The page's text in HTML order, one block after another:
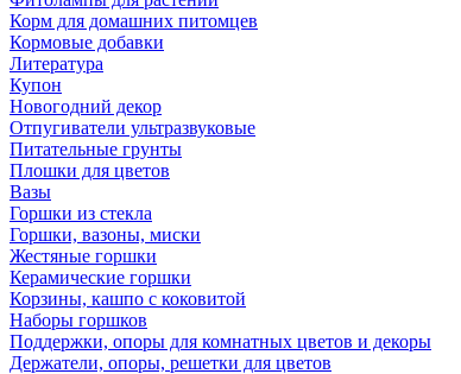
Корм для домашних питомцев
Кормовые добавки
Литература
Купон
Новогодний декор
Отпугиватели ультразвуковые
Питательные грунты
Плошки для цветов
Вазы
Горшки из стекла
Горшки, вазоны, миски
Жестяные горшки
Керамические горшки
Корзины, кашпо с коковитой
Наборы горшков
Поддержки, опоры для комнатных цветов и декоры
Держатели, опоры, решетки для цветов